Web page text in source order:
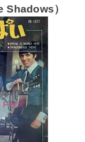
Shadows）